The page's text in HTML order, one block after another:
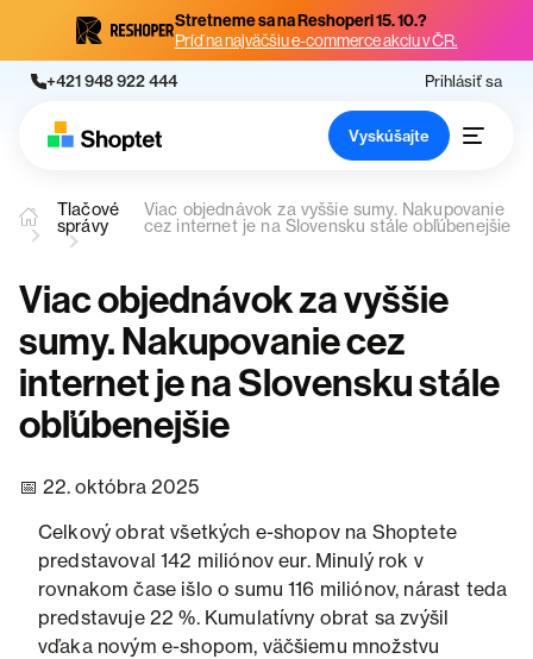
Stretneme sa na Reshoperi 15. 10.?
Príď na najväčšiu e-commerce akciu v ČR.
+421 948 922 444 Prihlásiť sa
Vyskúšajte
Tlačové
správy
Viac objednávok za vyššie sumy. Nakupovanie
cez internet je na Slovensku stále obľúbenejšie
Viac objednávok za vyššie
sumy. Nakupovanie cez
internet je na Slovensku stále
obľúbenejšie
22. októbra 2025
Celkový obrat všetkých e-shopov na Shoptete
predstavoval 142 miliónov eur. Minulý rok v
rovnakom čase išlo o sumu 116 miliónov, nárast teda
predstavuje 22 %. Kumulatívny obrat sa zvýšil
vďaka novým e-shopom, väčšiemu množstvu